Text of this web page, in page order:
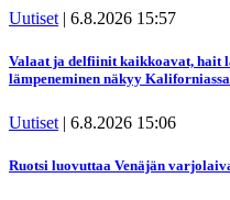
Uutiset | 6.8.2026 15:57
Valaat ja delfiinit kaikkoavat, hait
lämpeneminen näkyy Kaliforniassa
Uutiset | 6.8.2026 15:06
Ruotsi luovuttaa Venäjän